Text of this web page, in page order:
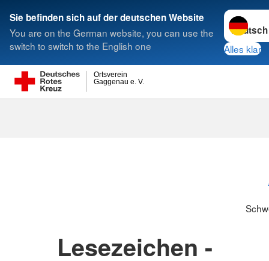
Sie befinden sich auf der deutschen Website
You are on the German website, you can use the
switch to switch to the English one
Sprache
Alles klar
Gaggenau e. V.
Ortsverein
Suche
Lesezeichen -